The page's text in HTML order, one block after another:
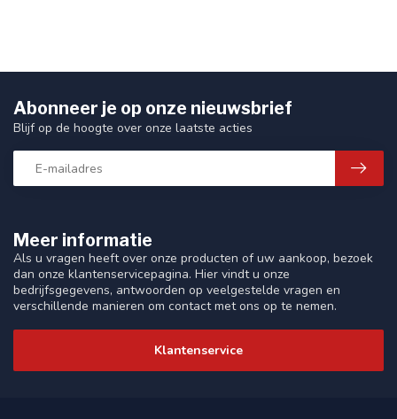
Meer informatie
Als u vragen heeft over onze producten of uw aankoop, bezoek
dan onze klantenservicepagina. Hier vindt u onze
bedrijfsgegevens, antwoorden op veelgestelde vragen en
verschillende manieren om contact met ons op te nemen.
Klantenservice
Abonneer je op onze nieuwsbrief
Blijf op de hoogte over onze laatste acties